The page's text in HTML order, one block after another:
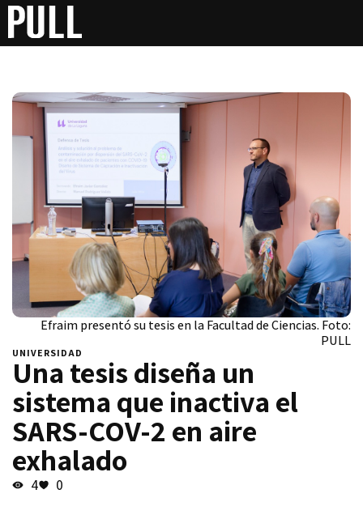
Efraim presentó su tesis en la Facultad de Ciencias. Foto:
PULL
UNIVERSIDAD
Una tesis diseña un
sistema que inactiva el
SARS-COV-2 en aire
exhalado
4 0